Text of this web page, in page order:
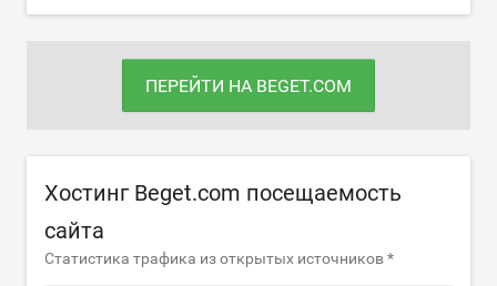
ПЕРЕЙТИ НА BEGET.COM
Хостинг Beget.com посещаемость
сайта
Статистика трафика из открытых источников *